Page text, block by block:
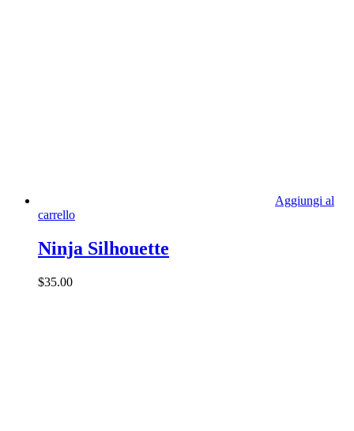
Aggiungi al
carrello
Ninja Silhouette
$35.00